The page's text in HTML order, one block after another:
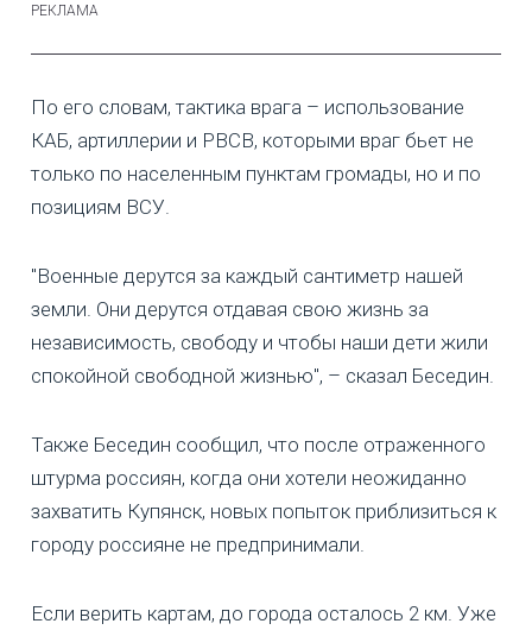
По его словам, тактика врага – использование
КАБ, артиллерии и РВСВ, которыми враг бьет не
только по населенным пунктам громады, но и по
позициям ВСУ.
"Военные дерутся за каждый сантиметр нашей
земли. Они дерутся отдавая свою жизнь за
независимость, свободу и чтобы наши дети жили
спокойной свободной жизнью", – сказал Беседин.
Также Беседин сообщил, что после отраженного
штурма россиян, когда они хотели неожиданно
захватить Купянск, новых попыток приблизиться к
городу россияне не предпринимали.
Если верить картам, до города осталось 2 км. Уже